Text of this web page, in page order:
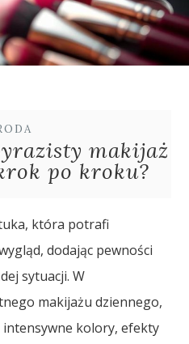
makijaż
po kroku?
która potrafi
dodając pewności
sytuacji. W
makijażu dziennego,
kolory, efekty